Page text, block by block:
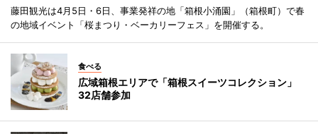
藤田観光は4月5日・6日、事業発祥の地「箱根小涌園」（箱根町）で春
の地域イベント「桜まつり・ベーカリーフェス」を開催する。
食べる
広域箱根エリアで「箱根スイーツコレクション」
32店舗参加